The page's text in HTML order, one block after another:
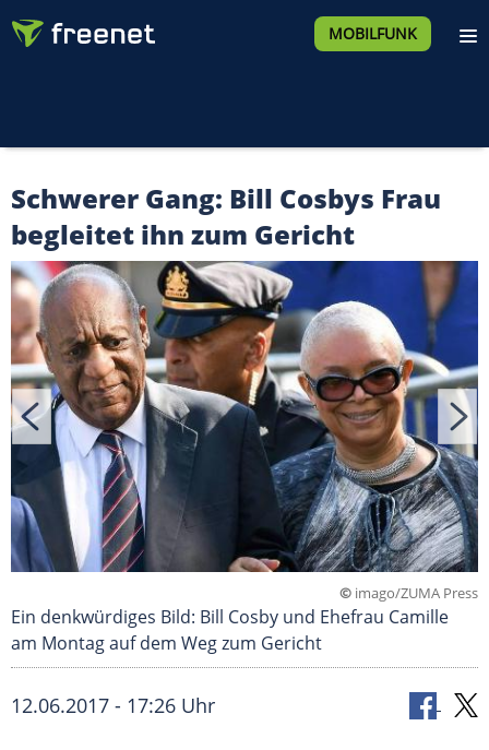
MOBILFUNK
Schwerer Gang: Bill Cosbys Frau
begleitet ihn zum Gericht
© imago/ZUMA Press
Ein denkwürdiges Bild: Bill Cosby und Ehefrau Camille
am Montag auf dem Weg zum Gericht
12.06.2017 - 17:26 Uhr